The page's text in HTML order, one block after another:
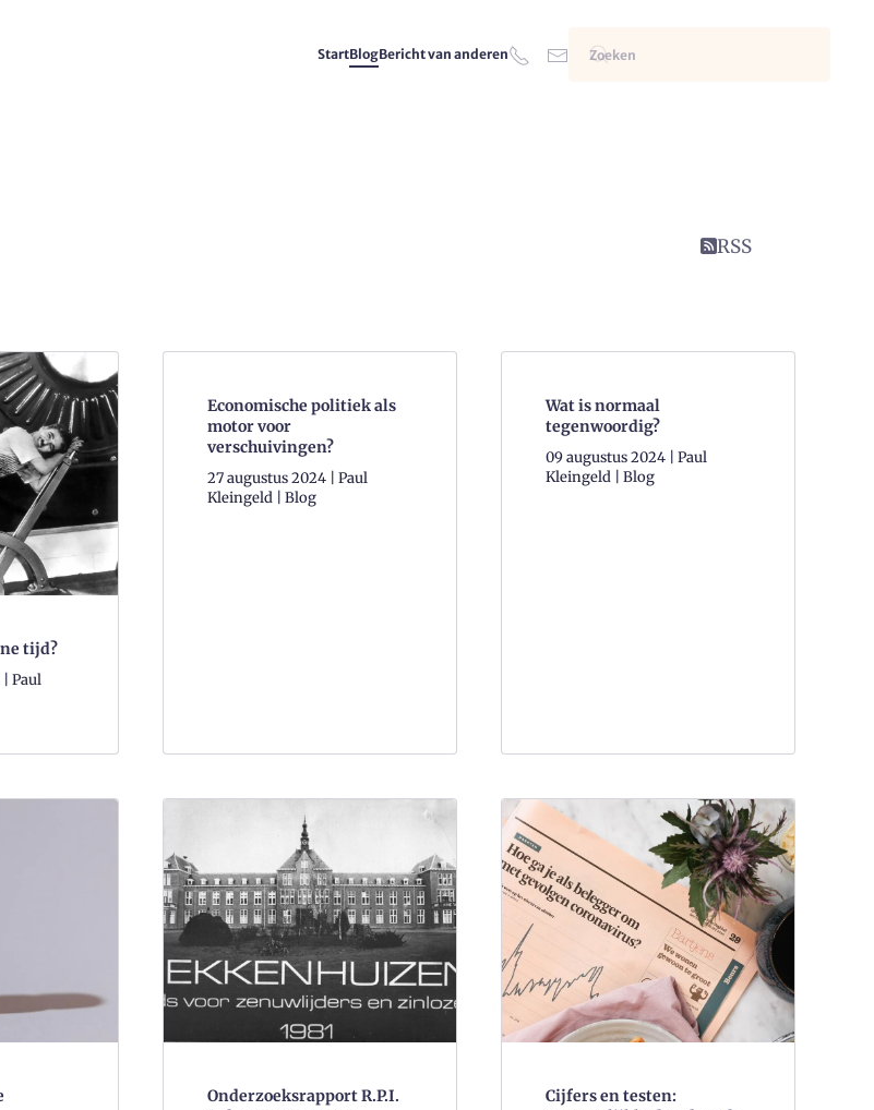
StartBlogBericht van anderen
RSS
tijd?
Paul
Economische politiek als
motor voor
verschuivingen?
27 augustus 2024 | Paul
Kleingeld | Blog
Wat is normaal
tegenwoordig?
09 augustus 2024 | Paul
Kleingeld | Blog
Onderzoeksrapport R.P.I.
Cijfers en testen: